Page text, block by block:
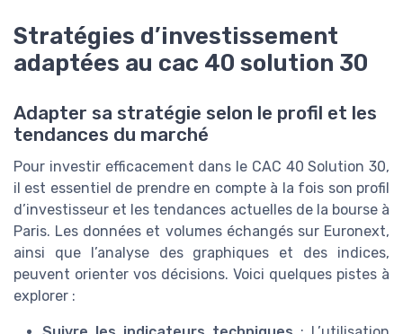
Stratégies d’investissement
adaptées au cac 40 solution 30
Adapter sa stratégie selon le profil et les
tendances du marché
Pour investir efficacement dans le CAC 40 Solution 30,
il est essentiel de prendre en compte à la fois son profil
d’investisseur et les tendances actuelles de la bourse à
Paris. Les données et volumes échangés sur Euronext,
ainsi que l’analyse des graphiques et des indices,
peuvent orienter vos décisions. Voici quelques pistes à
explorer :